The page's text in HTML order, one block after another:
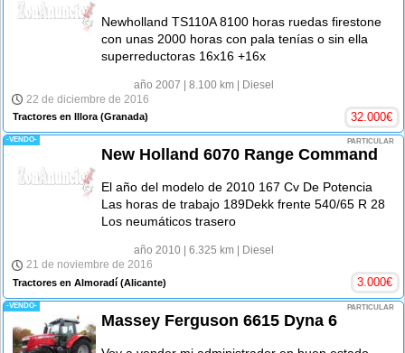
Newholland TS110A 8100 horas ruedas firestone
con unas 2000 horas con pala tenías o sin ella
superreductoras 16x16 +16x
año 2007 | 8.100 km| Diesel
22 de diciembre de 2016
Tractores en Illora(Granada) 32.000€
-VENDO- PARTICULAR
New Holland 6070 Range Command
El año del modelo de 2010 167 Cv De Potencia
Las horas de trabajo 189Dekk frente 540/65 R 28
Los neumáticos trasero
año 2010| 6.325 km| Diesel
21 de noviembre de 2016
Tractores en Almoradí (Alicante) 3.000€
-VENDO- PARTICULAR
Massey Ferguson 6615 Dyna 6